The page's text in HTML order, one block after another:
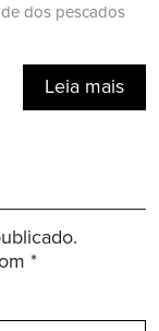
dos pescados
Leia mais
*